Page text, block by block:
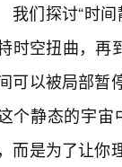
我们探讨“时
时空扭曲，再
可以被局部暂
个静态的宇宙
而是为了让你